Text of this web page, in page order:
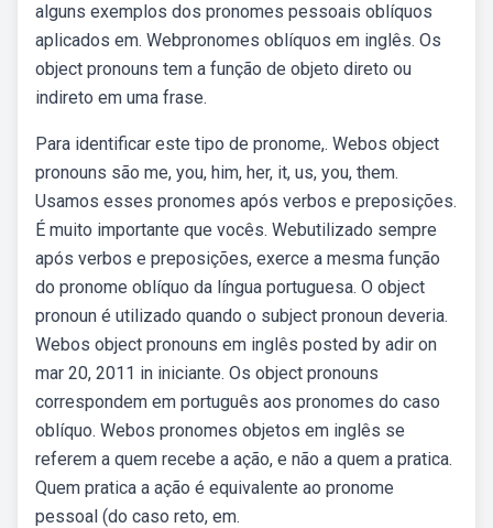
alguns exemplos dos pronomes pessoais oblíquos
aplicados em. Webpronomes oblíquos em inglês. Os
object pronouns tem a função de objeto direto ou
indireto em uma frase.
Para identificar este tipo de pronome,. Webos object
pronouns são me, you, him, her, it, us, you, them.
Usamos esses pronomes após verbos e preposições.
É muito importante que vocês. Webutilizado sempre
após verbos e preposições, exerce a mesma função
do pronome oblíquo da língua portuguesa. O object
pronoun é utilizado quando o subject pronoun deveria.
Webos object pronouns em inglês posted by adir on
mar 20, 2011 in iniciante. Os object pronouns
correspondem em português aos pronomes do caso
oblíquo. Webos pronomes objetos em inglês se
referem a quem recebe a ação, e não a quem a pratica.
Quem pratica a ação é equivalente ao pronome
pessoal (do caso reto, em.